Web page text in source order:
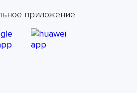
приложение